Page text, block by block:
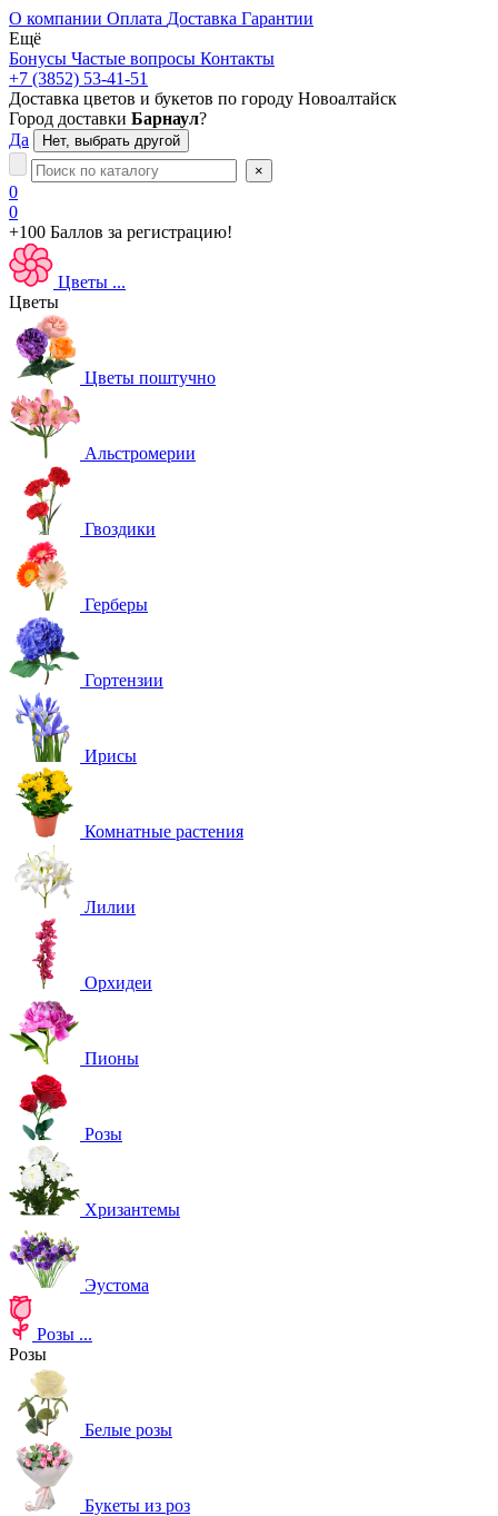
О компании Оплата Доставка Гарантии
Ещё
Бонусы Частые вопросы Контакты
+7 (3852) 53-41-51
Доставка цветов и букетов по городу Новоалтайск
Город доставки Барнаул?
Да
Нет, выбрать другой
×
0
0
+100 Баллов за регистрацию!
Цветы ...
Цветы
Цветы поштучно
Альстромерии
Гвоздики
Герберы
Гортензии
Ирисы
Комнатные растения
Лилии
Орхидеи
Пионы
Розы
Хризантемы
Эустома
Розы ...
Розы
Белые розы
Букеты из роз